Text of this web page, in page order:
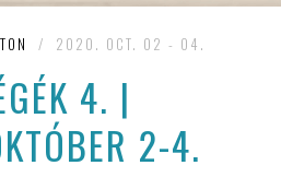
/ 2020. OCT. 02 - 04.
4. |
2-4.